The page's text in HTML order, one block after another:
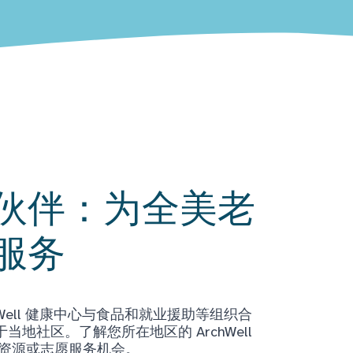
伴：为全美老
务
健康中心与食品和就业援助等组织合
当地社区。了解您所在地区的 ArchWell
源或志愿服务机会。